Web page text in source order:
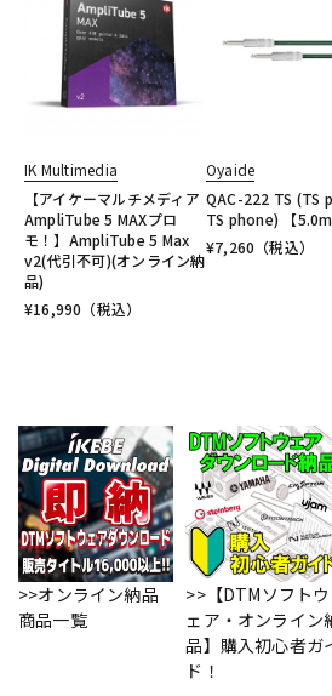
IK Multimedia
【アイケーマルチメディア
AmpliTube 5 MAXプロ
モ！】AmpliTube 5 Max
v2(代引不可)(オンライン納
品)
¥16,990 （税込）
Oyaide
QAC-222 TS (TS
TS phone) 【5.0m
¥7,260 （税込）
>>オンライン納品
商品一覧
>>【DTMソフトウ
ェア・オンライン
品】購入初心者ガ
ド！